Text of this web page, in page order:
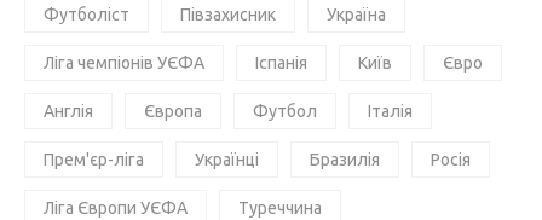
Футболіст Півзахисник Україна
Ліга чемпіонів УЄФА Іспанія Київ Євро
Англія Європа Футбол Італія
Прем'єр-ліга Українці Бразилія Росія
Ліга Європи УЄФА Туреччина